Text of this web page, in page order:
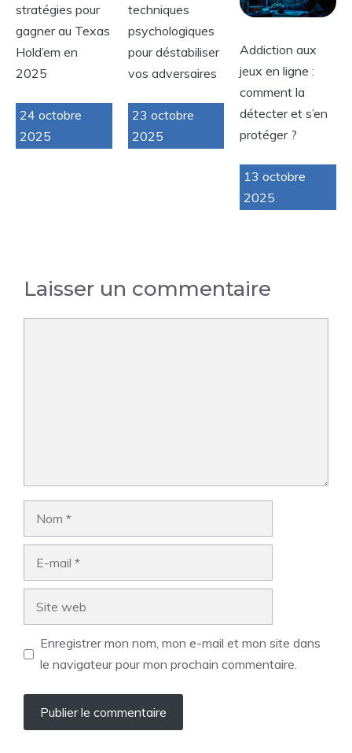
stratégies pour
gagner au Texas
Hold’em en
2025
24 octobre
2025
techniques
psychologiques
pour déstabiliser
vos adversaires
23 octobre
2025
Addiction aux
jeux en ligne :
comment la
détecter et s’en
protéger ?
13 octobre
2025
Laisser un commentaire
Enregistrer mon nom, mon e-mail et mon site dans
le navigateur pour mon prochain commentaire.